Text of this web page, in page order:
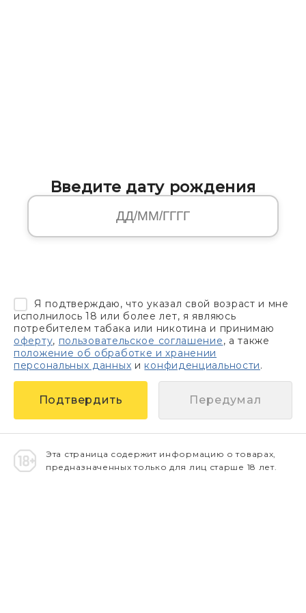
Введите дату рождения
Я подтверждаю, что указал свой возраст и мне
исполнилось 18 или более лет, я являюсь
потребителем табака или никотина и принимаю
оферту, пользовательское соглашение, а также
положение об обработке и хранении
персональных данных и конфиденциальности.
Передумал
Эта страница содержит информацию о товарах,
предназначенных только для лиц старше 18 лет.